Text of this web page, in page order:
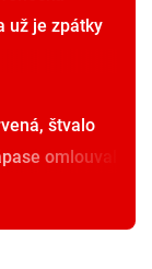
už je zpátky
štvalo
omlouval